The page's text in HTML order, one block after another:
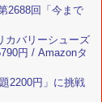
2688回「今まで
カバリーシューズ
円 / Amazonタ
2200円」に挑戦